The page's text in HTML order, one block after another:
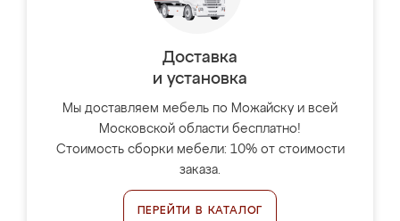
Доставка
и установка
Мы доставляем мебель по Можайску и всей
Московской области бесплатно!
Стоимость сборки мебели: 10% от стоимости
заказа.
ПЕРЕЙТИ В КАТАЛОГ